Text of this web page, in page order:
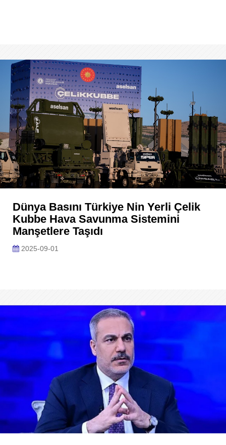
Dünya Basını Türkiye Nin Yerli Çelik
Kubbe Hava Savunma Sistemini
Manşetlere Taşıdı
2025-09-01